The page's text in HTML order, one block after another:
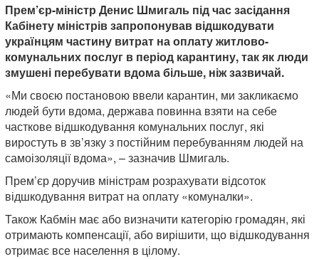
Прем’єр-міністр Денис Шмигаль під час засідання
Кабінету міністрів запропонував відшкодувати
українцям частину витрат на оплату житлово-
комунальних послуг в період карантину, так як люди
змушені перебувати вдома більше, ніж зазвичай.
«Ми своєю постановою ввели карантин, ми закликаємо
людей бути вдома, держава повинна взяти на себе
часткове відшкодування комунальних послуг, які
виростуть в зв’язку з постійним перебуванням людей на
самоізоляції вдома», – зазначив Шмигаль.
Прем’єр доручив міністрам розрахувати відсоток
відшкодування витрат на оплату «комуналки».
Також Кабмін має або визначити категорію громадян, які
отримають компенсації, або вирішити, що відшкодування
отримає все населення в цілому.